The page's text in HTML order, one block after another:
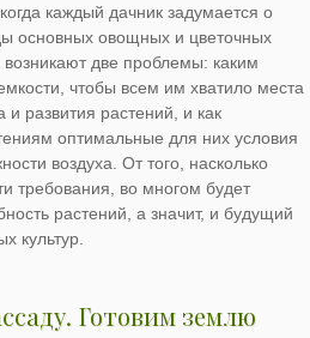
каждый дачник задумается о
основных овощных и цветочных
возникают две проблемы: каким
чтобы всем им хватило места
и развития растений, и как
оптимальные для них условия
воздуха. От того, насколько
требования, во многом будет
растений, а значит, и будущий
культур.
Готовим землю